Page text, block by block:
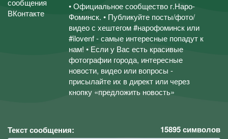
• Официальное сообщество г.Наро-
Фоминск. • Публикуйте посты/фото/
видео с хештегом #нарофоминск или
#ilovenf - самые интересные попадут к
нам! • Если у Вас есть красивые
фотографии города, интересные
новости, видео или вопросы -
присылайте их в директ или через
кнопку «предложить новость»
Текст сообщения: 15895символов